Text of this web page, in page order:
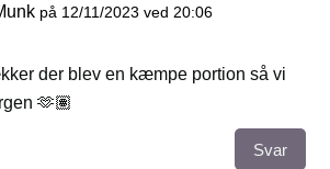
på 12/11/2023 ved 20:06
der blev en kæmpe portion så vi
🫶🏽
Svar